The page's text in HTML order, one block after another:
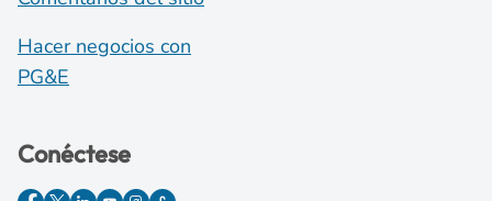
Hacer negocios con
PG&E
Conéctese